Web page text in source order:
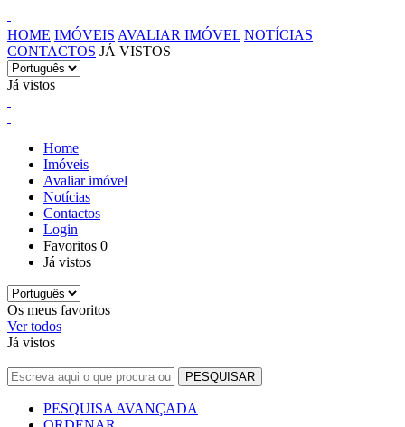
HOME IMÓVEIS AVALIAR IMÓVEL NOTÍCIAS
CONTACTOS JÁ VISTOS
Já vistos
Home
Imóveis
Avaliar imóvel
Notícias
Contactos
Login
Favoritos 0
Já vistos
Os meus favoritos
Ver todos
Já vistos
PESQUISA AVANÇADA